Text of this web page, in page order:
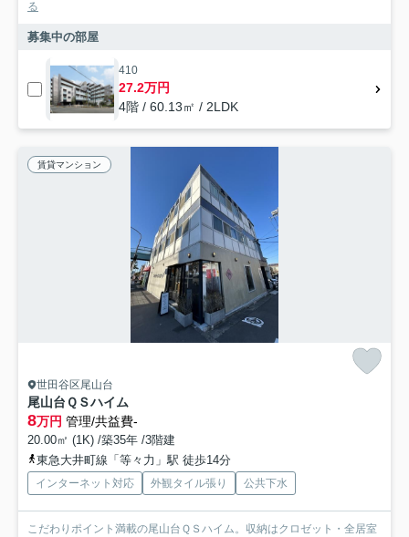
る
募集中の部屋
410
27.2万円
4階 / 60.13㎡ / 2LDK
賃貸マンション
世田谷区尾山台
尾山台ＱＳハイム
8万円 管理/共益費-
20.00㎡ (1K) /築35年 /3階建
東急大井町線「等々力」駅 徒歩14分
インターネット対応 外観タイル張り 公共下水
こだわりポイント満載の尾山台ＱＳハイム。収納はクロゼット・全居室